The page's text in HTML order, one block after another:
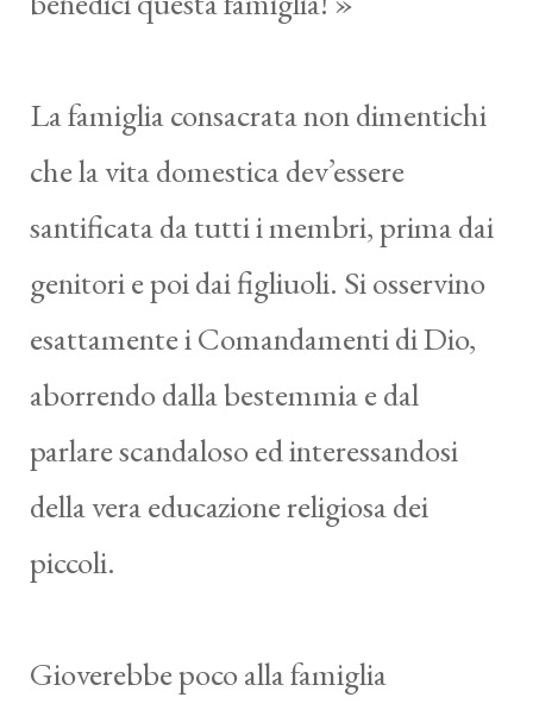
La famiglia consacrata non dimentichi
che la vita domestica dev’essere
santificata da tutti i membri, prima dai
genitori e poi dai figliuoli. Si osservino
esattamente i Comandamenti di Dio,
aborrendo dalla bestemmia e dal
parlare scandaloso ed interessandosi
della vera educazione religiosa dei
piccoli.
Gioverebbe poco alla famiglia